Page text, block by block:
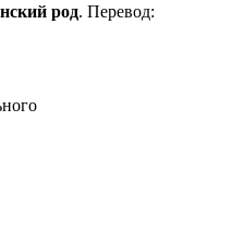
род. Перевод: